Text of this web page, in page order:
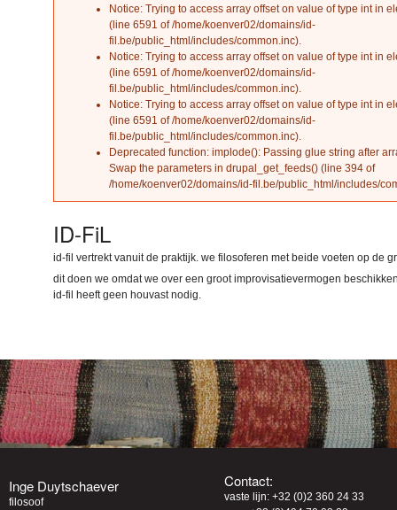
Notice: Trying to access array offset on value of type int in
(line 6591 of/home/koenver02/domains/id-
fil.be/public_html/includes/common.inc).
Notice: Trying to access array offset on value of type int in
(line 6591 of/home/koenver02/domains/id-
fil.be/public_html/includes/common.inc).
Notice: Trying to access array offset on value of type int in
(line 6591 of/home/koenver02/domains/id-
fil.be/public_html/includes/common.inc).
Deprecated function: implode(): Passing glue string after
Swap the parameters in drupal_get_feeds() (line 394 of
/home/koenver02/domains/id-fil.be/public_html/includes/
ID-FiL
id-fil vertrekt vanuit de praktijk. we filosoferen met beide voeten op de
dit doen we omdat we over een groot improvisatievermogen
id-fil heeft geen houvast nodig.
Inge Duytschaever
filosoof
Contact:
vaste lijn: +32 (0)2 360 24 33